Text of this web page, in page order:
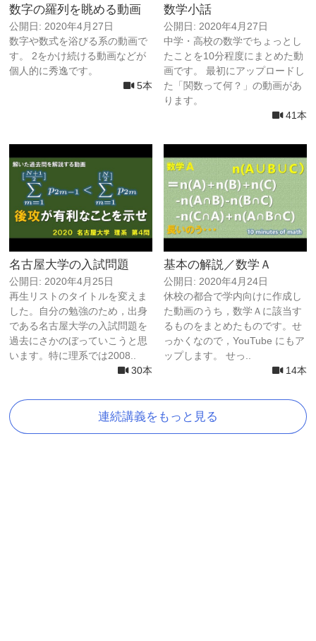
数字の羅列を眺める動画
公開日: 2020年4月27日
数字や数式を浴びる系の動画で
す。 2をかけ続ける動画などが
個人的に秀逸です。
5本
数学小話
公開日: 2020年4月27日
中学・高校の数学でちょっとし
たことを10分程度にまとめた動
画です。 最初にアップロードし
た「関数って何？」の動画があ
ります。
41本
名古屋大学の入試問題
公開日: 2020年4月25日
再生リストのタイトルを変えま
した。自分の勉強のため，出身
である名古屋大学の入試問題を
過去にさかのぼっていこうと思
います。特に理系では2008..
30本
基本の解説／数学Ａ
公開日: 2020年4月24日
休校の都合で学内向けに作成し
た動画のうち，数学Ａに該当す
るものをまとめたものです。せ
っかくなので，YouTube にもア
ップします。 せっ..
14本
連続講義をもっと見る